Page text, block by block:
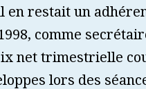
en restait un
1998, comme
net trimestrielle
lors des